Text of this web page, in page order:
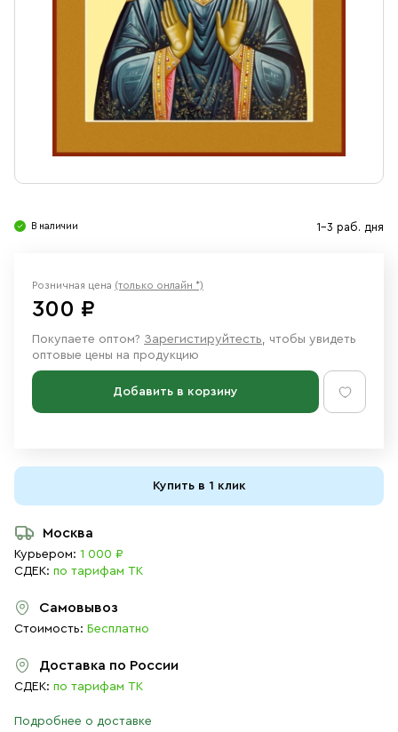
Ювелирные изделия
В наличии 1-3 раб. дня
Розничная цена (только онлайн *)
300 ₽
Покупаете оптом? Зарегистируйтесть, чтобы увидеть
оптовые цены на продукцию
Добавить в корзину
Купить в 1 клик
Москва
Курьером: 1 000 ₽
СДЕК: по тарифам ТК
Самовывоз
Стоимость: Бесплатно
Доставка по России
СДЕК: по тарифам ТК
Подробнее о доставке